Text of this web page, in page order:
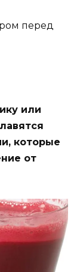
перед
или
которые
от